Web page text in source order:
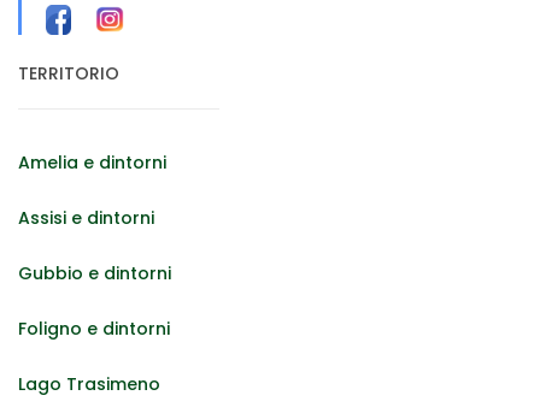
TERRITORIO
Amelia e dintorni
Assisi e dintorni
Gubbio e dintorni
Foligno e dintorni
Lago Trasimeno